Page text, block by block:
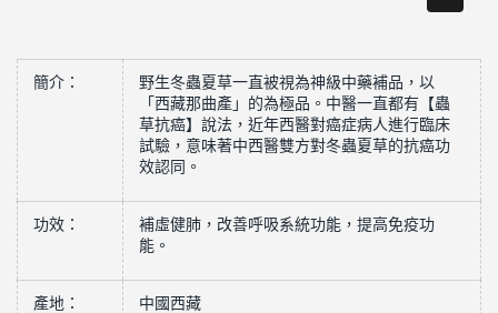
簡介：
野生冬蟲夏草一直被視為神級中藥補品，以
「西藏那曲產」的為極品。 中醫一直都有【蟲
草抗癌】說法，近年西醫對癌症病人進行臨床
試驗 ，意味著中西醫雙方對冬蟲夏草的抗癌功
效認同。
功效：
補虛健肺，改善呼吸系統功能，提高免疫功
能。
產地： 中國西藏